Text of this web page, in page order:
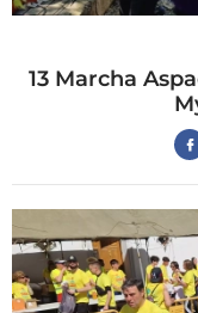
13 Marcha